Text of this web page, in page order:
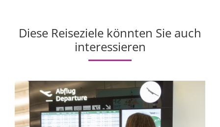
Diese Reiseziele könnten Sie auch
interessieren